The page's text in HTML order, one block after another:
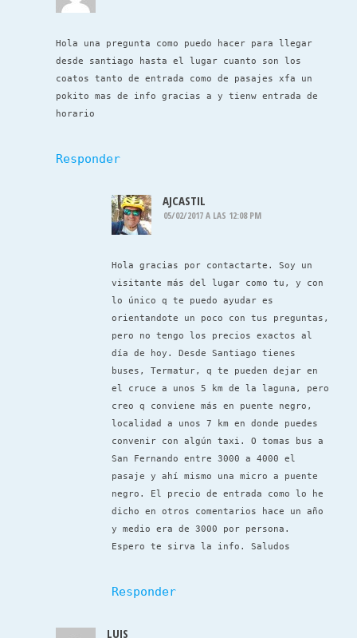
Hola una pregunta como puedo hacer para llegar
desde santiago hasta el lugar cuanto son los
coatos tanto de entrada como de pasajes xfa un
pokito mas de info gracias a y tienw entrada de
horario
Responder
AJCASTIL
05/02/2017 A LAS 12:08 PM
Hola gracias por contactarte. Soy un
visitante más del lugar como tu, y con
lo único q te puedo ayudar es
orientandote un poco con tus preguntas,
pero no tengo los precios exactos al
día de hoy. Desde Santiago tienes
buses, Termatur, q te pueden dejar en
el cruce a unos 5 km de la laguna, pero
creo q conviene más en puente negro,
localidad a unos 7 km en donde puedes
convenir con algún taxi. O tomas bus a
San Fernando entre 3000 a 4000 el
pasaje y ahí mismo una micro a puente
negro. El precio de entrada como lo he
dicho en otros comentarios hace un año
y medio era de 3000 por persona.
Espero te sirva la info. Saludos
Responder
LUIS